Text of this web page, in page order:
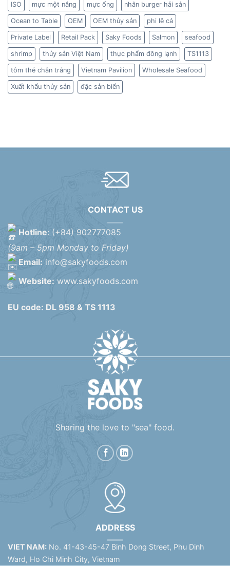
ISO mực một nắng mực ống nhân burger hải sản
Ocean to Table OEM OEM thủy sản phi lê cá
Private Label Retail Pack Saky Foods Salmon seafood
shrimp thủy sản Việt Nam thực phẩm đông lạnh TS1113
tôm thẻ chân trắng Vietnam Pavilion Wholesale Seafood
Xuất khẩu thủy sản đặc sản biển
CONTACT US
Hotline: (+84) 902777085
(9am – 5pm Monday to Friday)
Email: info@sakyfoods.com
Website: www.sakyfoods.com
EU code: DL 958 & TS 1113
Sharing the love to "sea" food.
ADDRESS
VIET NAM: No. 41-43-45-47 Binh Dong Street, Phu Dinh
Ward, Ho Chi Minh City, Vietnam